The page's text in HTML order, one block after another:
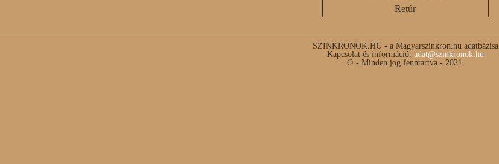
Retúr
SZINKRONOK.HU - a Magyarszinkron.hu adatbázisa
Kapcsolat és információ: adat@szinkronok.hu
© - Minden jog fenntartva - 2021.